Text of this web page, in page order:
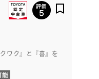
ワク』と『喜』を